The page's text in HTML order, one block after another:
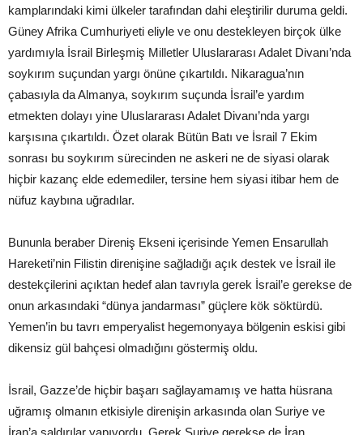
kamplarındaki kimi ülkeler tarafından dahi eleştirilir duruma geldi.
Güney Afrika Cumhuriyeti eliyle ve onu destekleyen birçok ülke
yardımıyla İsrail Birleşmiş Milletler Uluslararası Adalet Divanı’nda
soykırım suçundan yargı önüne çıkartıldı. Nikaragua’nın
çabasıyla da Almanya, soykırım suçunda İsrail’e yardım
etmekten dolayı yine Uluslararası Adalet Divanı’nda yargı
karşısına çıkartıldı. Özet olarak Bütün Batı ve İsrail 7 Ekim
sonrası bu soykırım sürecinden ne askeri ne de siyasi olarak
hiçbir kazanç elde edemediler, tersine hem siyasi itibar hem de
nüfuz kaybına uğradılar.
Bununla beraber Direniş Ekseni içerisinde Yemen Ensarullah
Hareketi’nin Filistin direnişine sağladığı açık destek ve İsrail ile
destekçilerini açıktan hedef alan tavrıyla gerek İsrail’e gerekse de
onun arkasındaki “dünya jandarması” güçlere kök söktürdü.
Yemen’in bu tavrı emperyalist hegemonyaya bölgenin eskisi gibi
dikensiz gül bahçesi olmadığını göstermiş oldu.
İsrail, Gazze’de hiçbir başarı sağlayamamış ve hatta hüsrana
uğramış olmanın etkisiyle direnişin arkasında olan Suriye ve
İran’a saldırılar yapıyordu. Gerek Suriye gerekse de İran